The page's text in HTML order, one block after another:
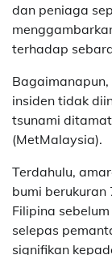
dan peniaga
terhadap
insiden tidak
tsunami
(MetMalaysia).
Terdahulu,
bumi
Filipina
selepas
signifikan